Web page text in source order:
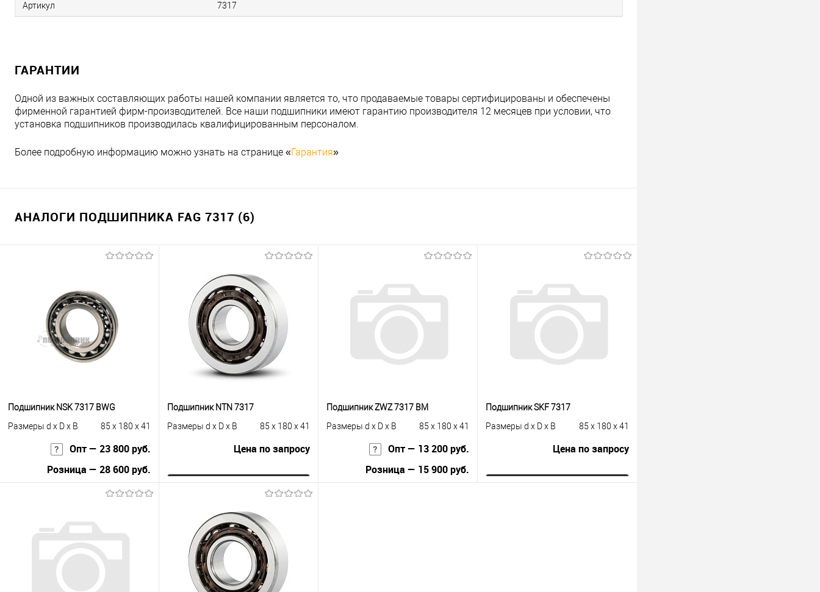
Артикул 7317
ГАРАНТИИ
Одной из важных составляющих работы нашей компании является то, что продаваемые товары сертифицированы и обеспечены
фирменной гарантией фирм-производителей. Все наши подшипники имеют гарантию производителя 12 месяцев при условии, что
установка подшипников производилась квалифицированным персоналом.
Более подробную информацию можно узнать на странице «Гарантия»
АНАЛОГИ ПОДШИПНИКА FAG 7317 (6)
Подшипник NSK 7317 BWG
Размеры d x D x B
85 x 180 x 41
Опт — 23 800 руб.
Розница — 28 600 руб.
Купить в 1 клик
К сравнению
В избранное
Под заказ
Подшипник NTN 7317
Размеры d x D x B
85 x 180 x 41
Цена по запросу
Запросить цену
Купить в 1 клик
К сравнению
В избранное
Под заказ
Подшипник ZWZ 7317 BM
Размеры d x D x B
85 x 180 x 41
Опт — 13 200 руб.
Розница — 15 900 руб.
Подшипник SKF 7317
Размеры d x D x B
85 x 180 x 41
Цена по запросу